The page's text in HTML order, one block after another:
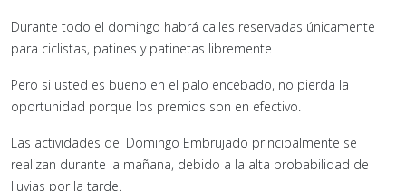
Durante todo el domingo habrá calles reservadas únicamente
para ciclistas, patines y patinetas libremente
Pero si usted es bueno en el palo encebado, no pierda la
oportunidad porque los premios son en efectivo.
Las actividades del Domingo Embrujado principalmente se
realizan durante la mañana, debido a la alta probabilidad de
lluvias por la tarde.